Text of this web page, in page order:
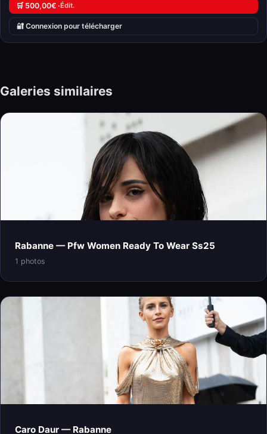
🛒 500,00€ ·Édit.
🔐 Connexion pour télécharger
Galeries similaires
Rabanne — Pfw Women Ready To Wear Ss25
1 photos
Caro Daur — Rabanne